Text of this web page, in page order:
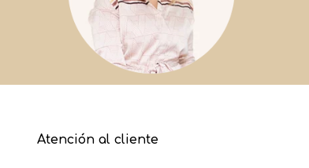
Atención al cliente